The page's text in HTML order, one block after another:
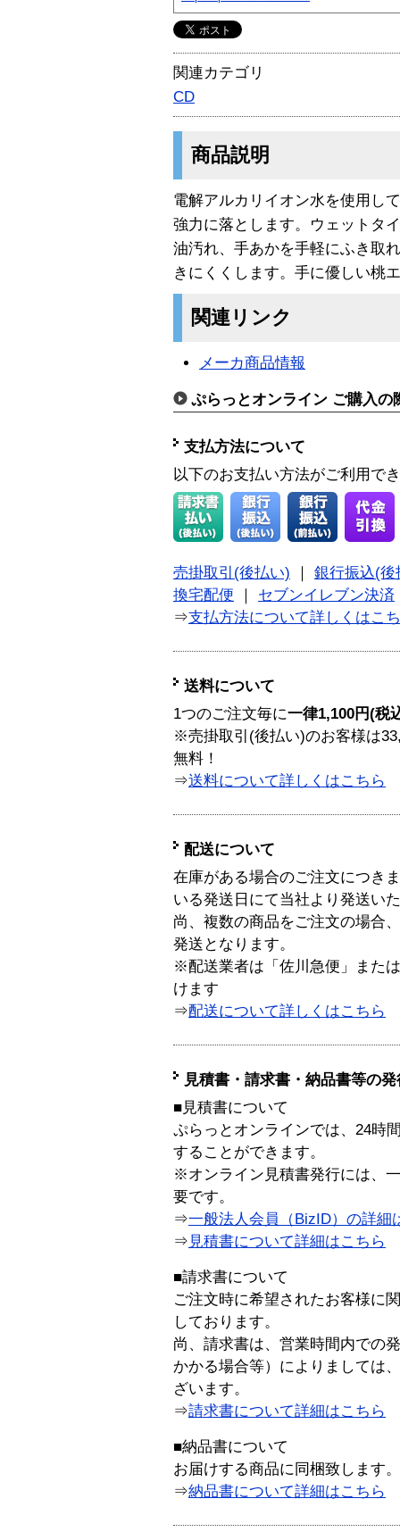
関連カテゴリ
CD
商品説明
電解アルカリイオン水を使用し
強力に落とします。ウェットタ
油汚れ、手あかを手軽にふき取
きにくくします。手に優しい桃
関連リンク
メーカ商品情報
ぷらっとオンライン ご購入の
支払方法について
以下のお支払い方法がご利用で
売掛取引(後払い)
銀行振込(後
換宅配便
セブンイレブン決済
⇒支払方法について詳しくはこ
送料について
1つのご注文毎に一律1,100円(税
※売掛取引(後払い)のお客様は
無料！
⇒送料について詳しくはこちら
配送について
在庫がある場合のご注文につき
いる発送日にて当社より発送い
尚、複数の商品をご注文の場合
発送となります。
※配送業者は「佐川急便」また
けます
⇒配送について詳しくはこちら
見積書・請求書・納品書等の
■見積書について
ぷらっとオンラインでは、24時
することができます。
※オンライン見積書発行には、
要です。
⇒一般法人会員（BizID）の詳細
⇒ 見積書について詳細はこちら
■請求書について
ご注文時に希望されたお客様に
しております。
尚、請求書は、営業時間内での
かかる場合等）によりましては
ざいます。
⇒請求書について詳細はこちら
■納品書について
お届けする商品に同梱致します。
⇒納品書について詳細はこちら